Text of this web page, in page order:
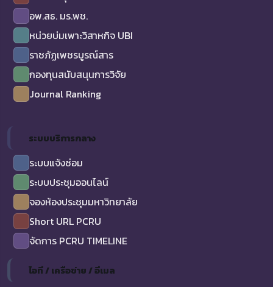
อพ.สธ. มร.พช.
หน่วยบ่มเพาะวิสาหกิจ UBI
ราชภัฏเพชรบูรณ์สาร
กองทุนสนับสนุนการวิจัย
Journal Ranking
ระบบบริการกลาง
ระบบแจ้งซ่อม
ระบบประชุมออนไลน์
จองห้องประชุมมหาวิทยาลัย
Short URL PCRU
จัดการ PCRU TIMELINE
ไอที / เครือข่าย / อีเมล